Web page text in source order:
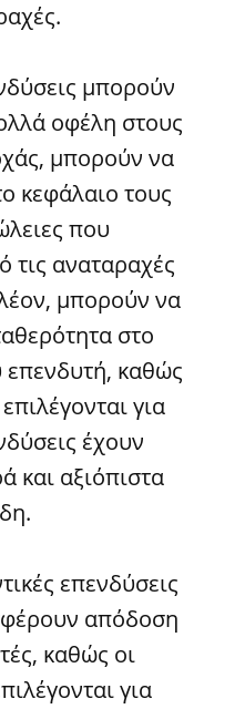
μπορούν
οφέλη στους
μπορούν να
κεφάλαιο τους
που
τις αναταραχές
μπορούν να
στο
καθώς
για
έχουν
και αξιόπιστα
επενδύσεις
απόδοση
καθώς οι
για